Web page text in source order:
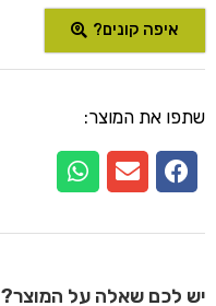
איפה קונים?
שתפו את המוצר:
יש לכם שאלה על המוצר?